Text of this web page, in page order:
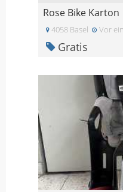
Rose Bike Karton
4058 Basel Vor
Gratis